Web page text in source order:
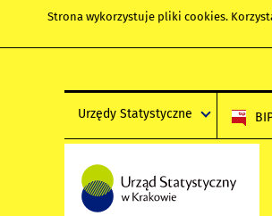
Strona wykorzystuje pliki cookies.
Urzędy Statystyczne